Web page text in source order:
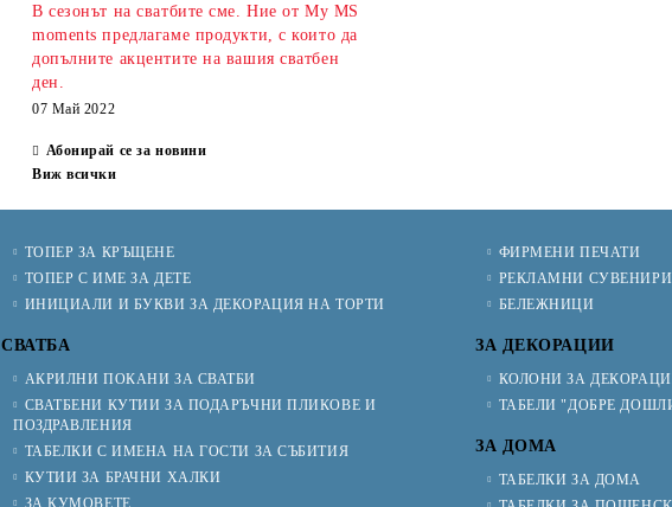
В сезонът на сватбите сме. Ние от My MS
moments предлагаме продукти, с които да
допълните акцентите на вашия сватбен
ден.
07 Май 2022
Абонирай се за новини
Виж всички
ТОПЕР ЗА КРЪЩЕНЕ
ТОПЕР С ИМЕ ЗА ДЕТЕ
ИНИЦИАЛИ И БУКВИ ЗА ДЕКОРАЦИЯ НА ТОРТИ
СВАТБА
АКРИЛНИ ПОКАНИ ЗА СВАТБИ
СВАТБЕНИ КУТИИ ЗА ПОДАРЪЧНИ ПЛИКОВЕ И
ПОЗДРАВЛЕНИЯ
ТАБЕЛКИ С ИМЕНА НА ГОСТИ ЗА СЪБИТИЯ
КУТИИ ЗА БРАЧНИ ХАЛКИ
ЗА КУМОВЕТЕ
ФИРМЕНИ ПЕЧАТИ
РЕКЛАМНИ СУВЕНИРИ
БЕЛЕЖНИЦИ
ЗА ДЕКОРАЦИИ
КОЛОНИ ЗА
ТАБЕЛИ "ДОБРЕ
ЗА ДОМА
ТАБЕЛКИ ЗА ДОМА